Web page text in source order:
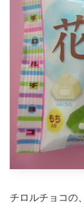
チロルチョコの